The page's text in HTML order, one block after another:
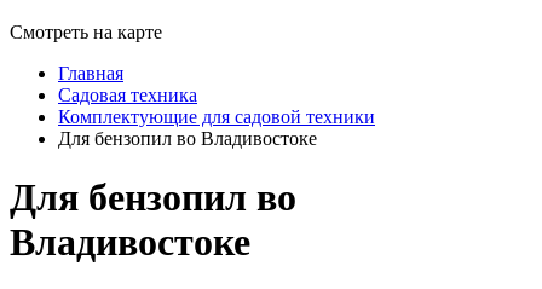
Смотреть на карте
Главная
Садовая техника
Комплектующие для садовой техники
Для бензопил во Владивостоке
Для бензопил во
Владивостоке